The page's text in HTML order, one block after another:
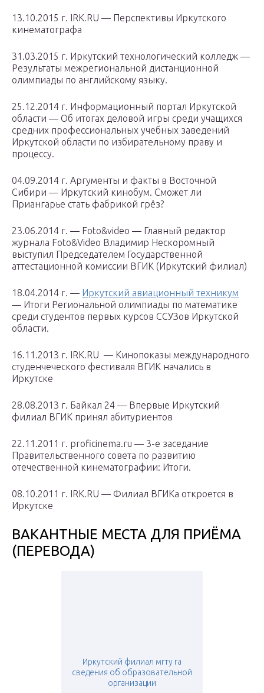
13.10.2015 г. IRK.RU — Перспективы Иркутского
кинематографа
31.03.2015 г. Иркутский технологический колледж —
Результаты межрегиональной дистанционной
олимпиады по английскому языку.
25.12.2014 г. Информационный портал Иркутской
области — Об итогах деловой игры среди учащихся
средних профессиональных учебных заведений
Иркутской области по избирательному праву и
процессу.
04.09.2014 г. Аргументы и факты в Восточной
Сибири — Иркутский кинобум. Сможет ли
Приангарье стать фабрикой грёз?
23.06.2014 г. — Foto&video — Главный редактор
журнала Foto&Video Владимир Нескоромный
выступил Председателем Государственной
аттестационной комиссии ВГИК (Иркутский филиал)
18.04.2014 г. — Иркутский авиационный техникум
— Итоги Региональной олимпиады по математике
среди студентов первых курсов ССУЗов Иркутской
области.
16.11.2013 г. IRK.RU — Кинопоказы международного
студенчеческого фестиваля ВГИК начались в
Иркутске
28.08.2013 г. Байкал 24 — Впервые Иркутский
филиал ВГИК принял абитуриентов
22.11.2011 г. proficinema.ru — 3-е заседание
Правительственного совета по развитию
отечественной кинематографии: Итоги.
08.10.2011 г. IRK.RU — Филиал ВГИКа откроется в
Иркутске
ВАКАНТНЫЕ МЕСТА ДЛЯ ПРИЁМА
(ПЕРЕВОДА)
Иркутский филиал мгту га
сведения об образовательной
организации